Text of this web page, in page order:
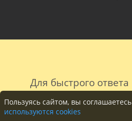
Для быстрого
Пользуясь сайтом, вы
используются cookies